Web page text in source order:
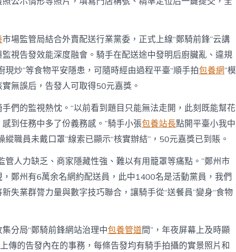
市場監管局結合外賣配送行業黨委，正式上線“鄭騎前鋒”云講
視告發效能深度融會。騎手在配送途中發明后廚臟亂、違規
現炒”等食物平安隱患，可隨時經由過程平臺“順手拍包養網”模
無誤后，告發人可取得50元嘉獎。
們的監視熱忱。“以前看到題目只能無法走開，此刻既能幫花
到任務中多了份義務感。”騎手小張包養站長點開平臺小我中
縱職員未戴口罩”線索已顯示“核實辦結”，50元嘉獎已到賬。
管人力缺乏、商家隱藏性強、難以有用籠罩等痛點。”鄭州市
鄭州有6萬余名網約配送員，此中1400名是活動黨員，我們
失業群膂力量與數字技巧聯合，讓騎手從“送餐員”變身“食物
分局“鄭騎前鋒網站治理中包養管道間”，年夜屏幕上及時顯
傳的告發內在的事務，每條告發均有騎手拍攝的實景照片和